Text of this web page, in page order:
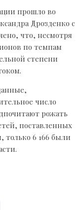
прошло во
Дрозденко с
что, несмотря
по темпам
степени
число
рожать
поставленных
только 6 166 были